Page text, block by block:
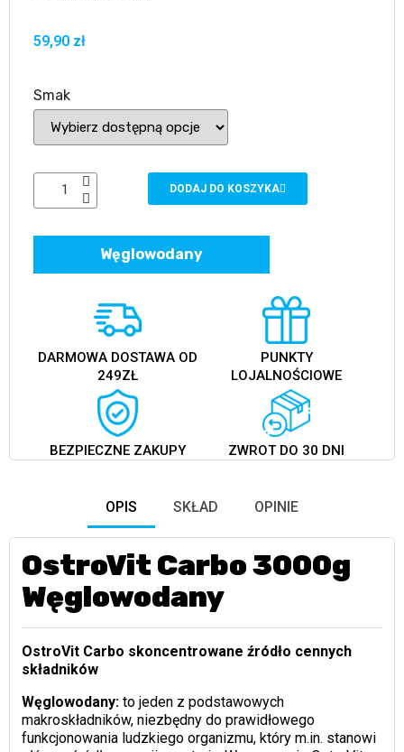
59,90 zł
Smak
DODAJ DO KOSZYKA
Węglowodany
DARMOWA DOSTAWA OD
249ZŁ
PUNKTY
LOJALNOŚCIOWE
BEZPIECZNE ZAKUPY ZWROT DO 30 DNI
OPIS SKŁAD OPINIE
OstroVit Carbo 3000g
Węglowodany
OstroVit Carbo skoncentrowane źródło cennych
składników
Węglowodany:to jeden z podstawowych
makroskładników, niezbędny do prawidłowego
funkcjonowania ludzkiego organizmu, który m.in. stanowi